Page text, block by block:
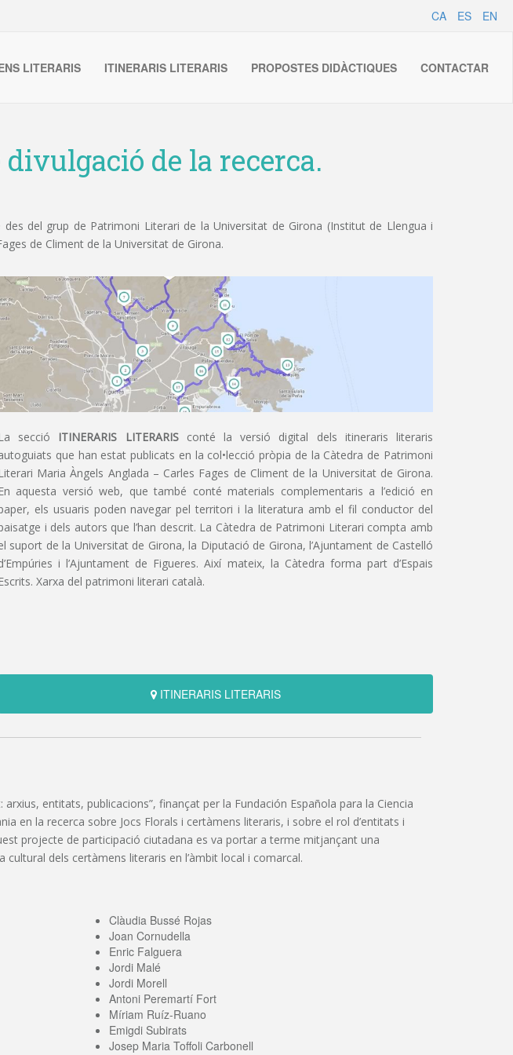
CA ES EN
LITERARIS ITINERARIS LITERARIS PROPOSTES DIDÀCTIQUES CONTACTAR
de la recerca.
del grup de Patrimoni Literari de la Universitat de Girona (Institut de Llengua i
de Climent de la Universitat de Girona.
secció ITINERARIS LITERARISconté la versió digital dels itineraris literaris
que han estat publicats en la col•lecció pròpia de la Càtedra de Patrimoni
Maria Àngels Anglada – Carles Fages de Climent de la Universitat de Girona.
aquesta versió web, que també conté materials complementaris a l’edició en
els usuaris poden navegar pel territori i la literatura amb el fil conductor del
i dels autors que l’han descrit. La Càtedra de Patrimoni Literari compta amb
suport de la Universitat de Girona, la Diputació de Girona, l’Ajuntament de Castelló
i l’Ajuntament de Figueres. Així mateix, la Càtedra forma part d’Espais
Xarxa del patrimoni literari català.
ITINERARIS LITERARIS
entitats, publicacions”, finançat per la Fundación Española para la Ciencia
en la recerca sobre Jocs Florals i certàmens literaris, i sobre el rol d’entitats i
projecte de participació ciutadana es va portar a terme mitjançant una
dels certàmens literaris en l’àmbit local i comarcal.
Clàudia Bussé Rojas
Joan Cornudella
Enric Falguera
Jordi Malé
Jordi Morell
Antoni Peremartí Fort
Míriam Ruíz-Ruano
Emigdi Subirats
Josep Maria Toffoli Carbonell